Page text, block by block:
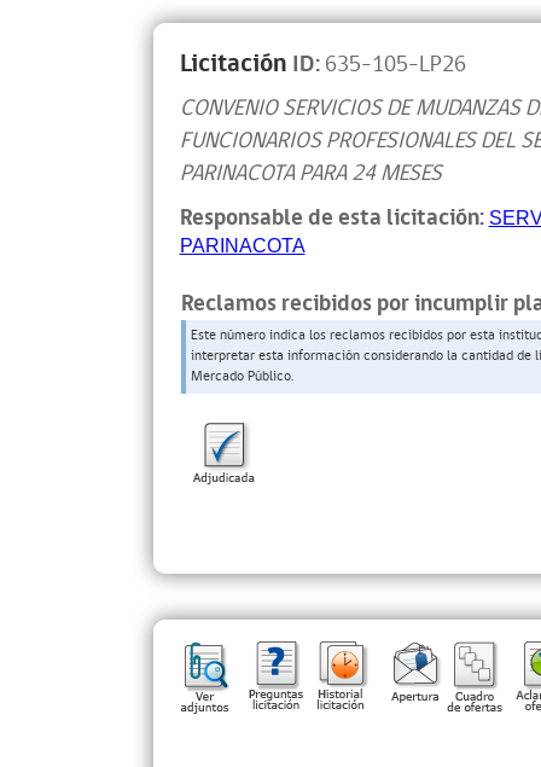
Licitación ID:635-105-LP26
CONVENIO SERVICIOS DE MUDANZAS
FUNCIONARIOS PROFESIONALES DEL
PARINACOTA PARA 24 MESES
Responsable de esta licitación:
PARINACOTA
Reclamos recibidos por incumplir
Este número indica los reclamos recibidos por esta
interpretar esta información considerando la cantidad
Mercado Público.